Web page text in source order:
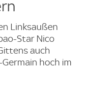
Linksaußen
Star Nico
auch
hoch im